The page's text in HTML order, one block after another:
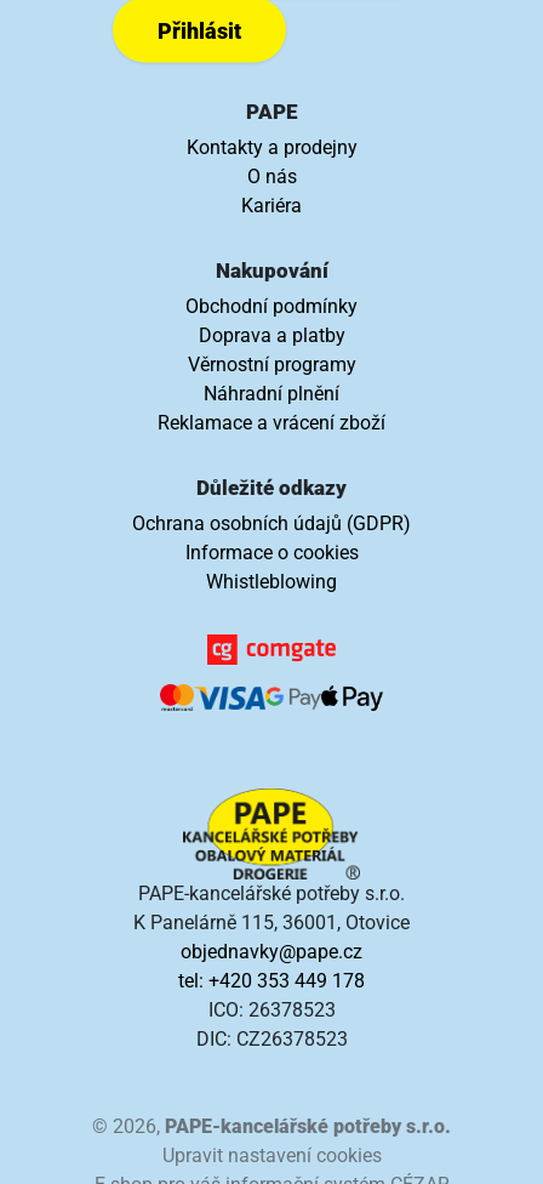
Přihlásit
PAPE
Kontakty a prodejny
O nás
Kariéra
Nakupování
Obchodní podmínky
Doprava a platby
Věrnostní programy
Náhradní plnění
Reklamace a vrácení zboží
Důležité odkazy
Ochrana osobních údajů (GDPR)
Informace o cookies
Whistleblowing
PAPE-kancelářské potřeby s.r.o.
K Panelárně 115, 36001, Otovice
objednavky@pape.cz
tel: +420 353 449 178
ICO: 26378523
DIC: CZ26378523
© 2026, PAPE-kancelářské potřeby s.r.o.
Upravit nastavení cookies